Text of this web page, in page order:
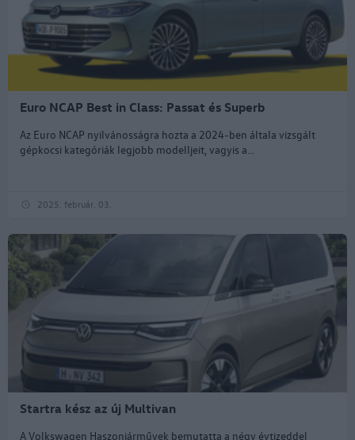
Euro NCAP Best in Class: Passat és Superb
Az Euro NCAP nyilvánosságra hozta a 2024-ben általa vizsgált
gépkocsi kategóriák legjobb modelljeit, vagyis a...
2025. február. 03.
Startra kész az új Multivan
A Volkswagen Haszonjárművek bemutatta a négy évtizeddel